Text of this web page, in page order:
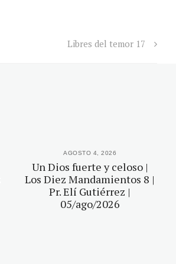
Libres del temor 17
AGOSTO 4, 2026
Un Dios fuerte y celoso |
Los Diez Mandamientos 8 |
Pr. Elí Gutiérrez |
05/ago/2026